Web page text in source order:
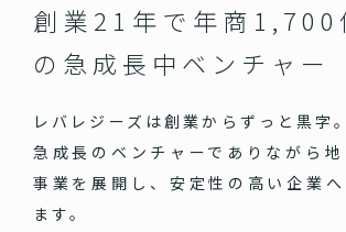
創業21年で年商1,700
の急成長中ベンチャー
レバレジーズは創業からずっと黒字。
急成長のベンチャーでありながら
事業を展開し、安定性の高い企業
ます。